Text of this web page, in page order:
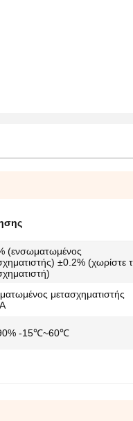
(ενσωματωμένος
±0.2% (χωρίστε
μετασχηματιστής
-15℃~60℃